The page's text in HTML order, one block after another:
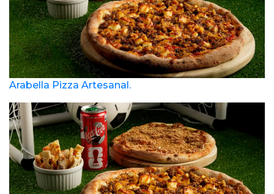
Arabella Pizza Artesanal.